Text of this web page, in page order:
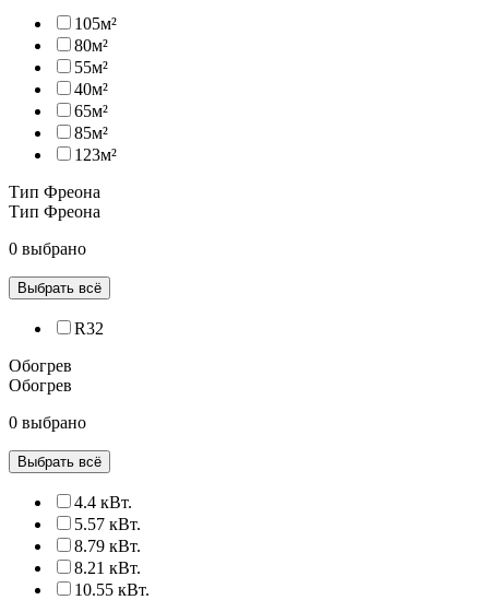
105м²
80м²
55м²
40м²
65м²
85м²
123м²
Тип Фреона
Тип Фреона
0 выбрано
Выбрать всё
R32
Обогрев
Обогрев
0 выбрано
Выбрать всё
4.4 кВт.
5.57 кВт.
8.79 кВт.
8.21 кВт.
10.55 кВт.